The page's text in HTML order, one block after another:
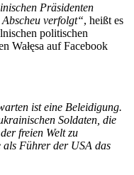
Präsidenten
verfolgt“, heißt es
politischen
Wałęsa auf Facebook
ist eine Beleidigung.
Soldaten, die
freien Welt zu
als Führer der USA das